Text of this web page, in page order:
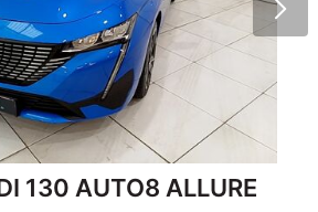
130 AUTO8 ALLURE